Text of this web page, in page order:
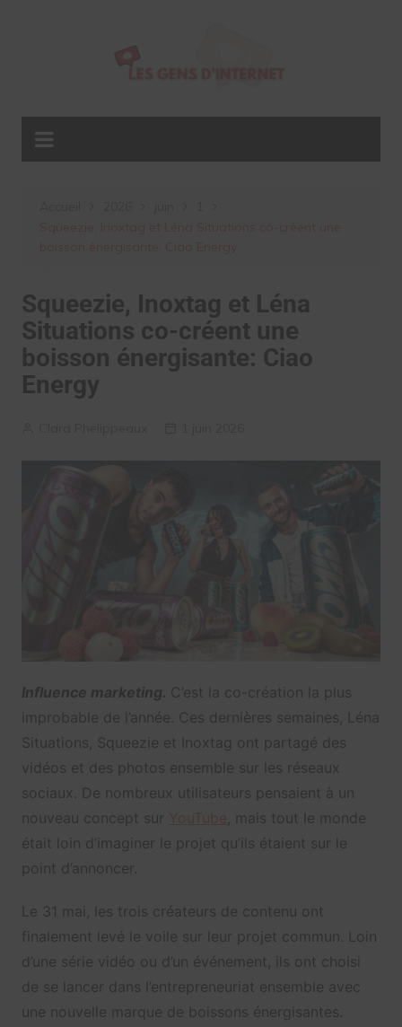
Squeezie, Inoxtag et Léna
Situations co-créent une
boisson énergisante: Ciao
Energy
Influence marketing. C’est la co-création la plus
improbable de l’année. Ces dernières semaines, Léna
Situations, Squeezie et Inoxtag ont partagé des
vidéos et des photos ensemble sur les réseaux
sociaux. De nombreux utilisateurs pensaient à un
nouveau concept sur
, mais tout le monde
était loin d’imaginer le projet qu’ils étaient sur le
point d’annoncer.
Le 31 mai, les trois créateurs de contenu ont
finalement levé le voile sur leur projet commun. Loin
d’une série vidéo ou d’un événement, ils ont choisi
de se lancer dans l’entrepreneuriat ensemble avec
une nouvelle marque de boissons énergisantes.